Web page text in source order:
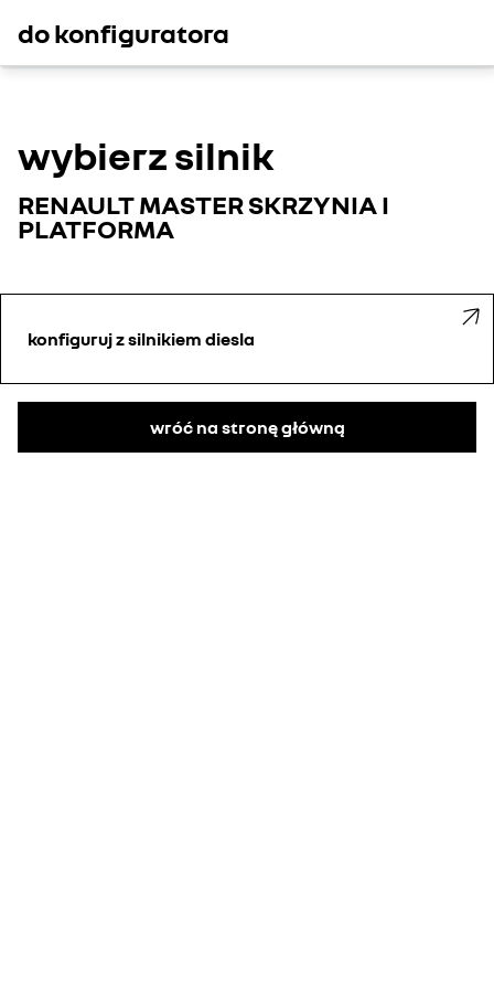
do konfiguratora
wybierz silnik
RENAULT MASTER SKRZYNIA I
PLATFORMA
konfiguruj z silnikiem diesla
wróć na stronę główną